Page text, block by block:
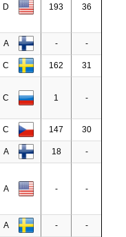
D 193 36
A - -
C 162 31
C 1 -
C 147 30
A 18 -
A - -
A - -